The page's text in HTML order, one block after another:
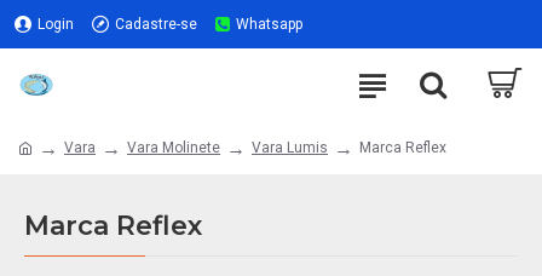
Login Cadastre-se Whatsapp
Vara Vara Molinete Vara Lumis Marca Reflex
Marca Reflex